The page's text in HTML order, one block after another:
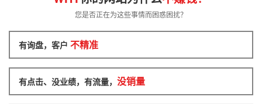
您是否正在为这些事情而困惑困扰？
有询盘，客户 不精准
有点击、没业绩，有流量， 没销量